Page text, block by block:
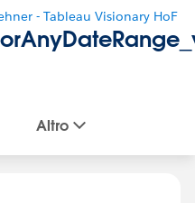
- Tableau Visionary HoF
Altro